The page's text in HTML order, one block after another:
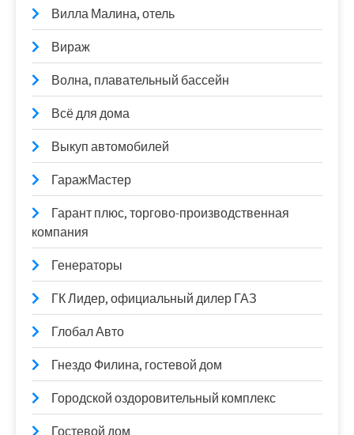
Вилла Малина, отель
Вираж
Волна, плавательный бассейн
Всё для дома
Выкуп автомобилей
ГаражМастер
Гарант плюс, торгово-производственная
компания
Генераторы
ГК Лидер, официальный дилер ГАЗ
Глобал Авто
Гнездо Филина, гостевой дом
Городской оздоровительный комплекс
Гостевой дом